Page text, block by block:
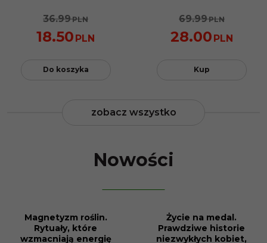
36.99PLN
18.50 PLN
Do koszyka
69.99PLN
28.00 PLN
Kup
zobacz wszystko
Nowości
NOWOŚĆ
PROMOCJA
Magnetyzm roślin.
Rytuały, które
wzmacniają energię
NOWOŚĆ
PROMOCJA
Życie na medal.
Prawdziwe historie
niezwykłych kobiet,